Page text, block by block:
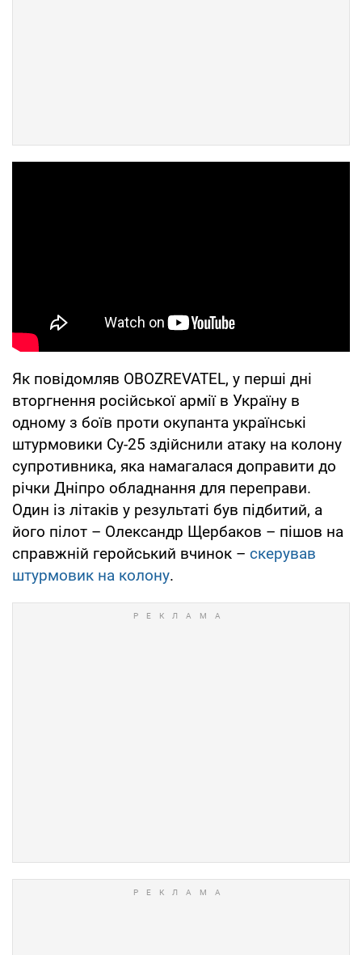
Як повідомляв OBOZREVATEL, у перші дні
вторгнення російської армії в Україну в
одному з боїв проти окупанта українські
штурмовики Су-25 здійснили атаку на колону
супротивника, яка намагалася доправити до
річки Дніпро обладнання для переправи.
Один із літаків у результаті був підбитий, а
його пілот – Олександр Щербаков – пішов на
справжній геройський вчинок – скерував
штурмовик на колону.